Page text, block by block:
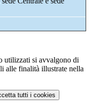
utilizzati si avvalgono di
alle finalità illustrate nella
tutti i cookies